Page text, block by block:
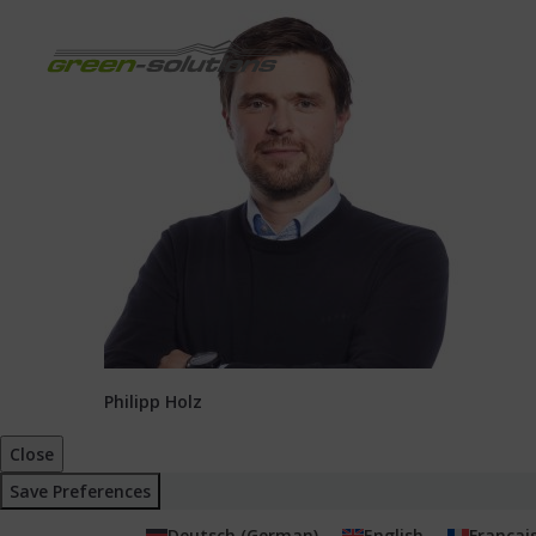
Philipp Holz
Close
Save Preferences